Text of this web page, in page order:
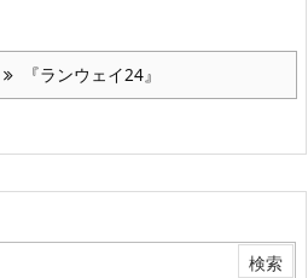
『ランウェイ24』